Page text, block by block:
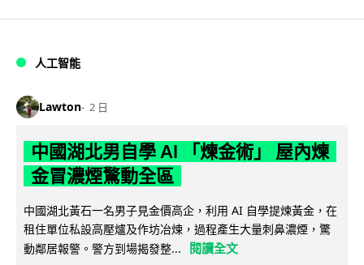
人工智能
Lawton 2 日
中國湖北男自學 AI 「煉金術」 屋內煉
金冒濃煙驚動全區
中國湖北黃石一名男子見金價高企，利用 AI 自學提煉黃金，在
租住單位私設高壓爐及作坊冶煉，過程產生大量刺鼻濃煙，驚
動鄰居報警。警方到場揭發整...
閱讀全文